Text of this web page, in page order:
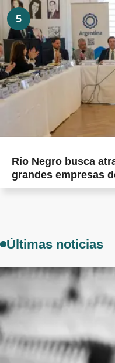
5
Río Negro busca
grandes empresas
Últimas noticias